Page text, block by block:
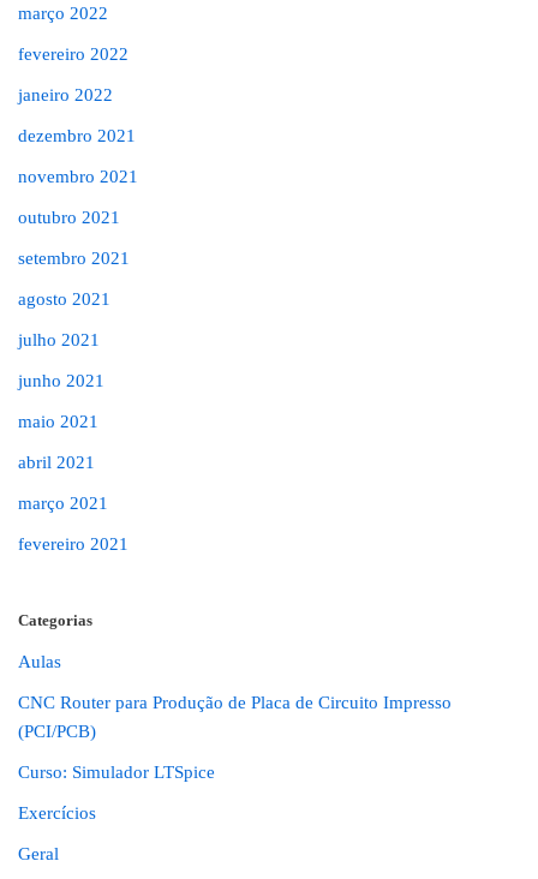
março 2022
fevereiro 2022
janeiro 2022
dezembro 2021
novembro 2021
outubro 2021
setembro 2021
agosto 2021
julho 2021
junho 2021
maio 2021
abril 2021
março 2021
fevereiro 2021
Categorias
Aulas
CNC Router para Produção de Placa de Circuito Impresso
(PCI/PCB)
Curso: Simulador LTSpice
Exercícios
Geral